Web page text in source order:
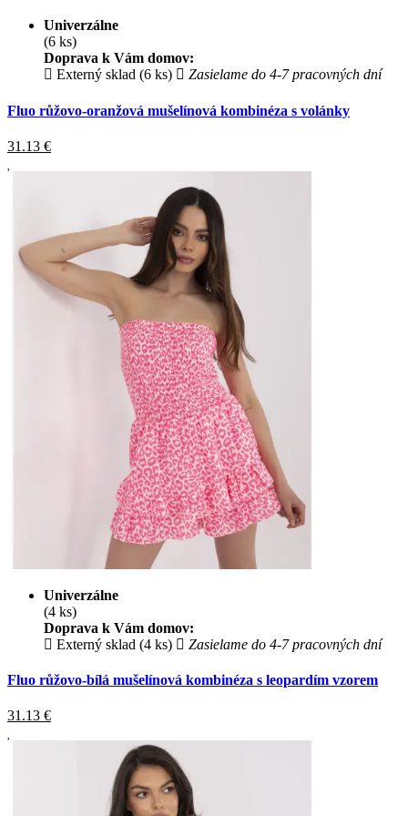
Univerzálne
(6 ks)
Doprava k Vám domov:
Externý sklad (6 ks)
Zasielame do 4-7 pracovných dní
Fluo růžovo-oranžová mušelínová kombinéza s volánky
31.13 €
Univerzálne
(4 ks)
Doprava k Vám domov:
Externý sklad (4 ks)
Zasielame do 4-7 pracovných dní
Fluo růžovo-bílá mušelínová kombinéza s leopardím vzorem
31.13 €